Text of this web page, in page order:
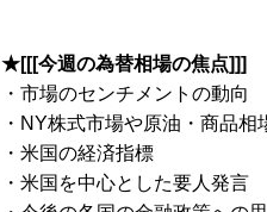
★[[[今週の為替相場の焦点]]]
・市場のセンチメントの動向
・NY株式市場や原油・商品相
・米国の経済指標
・米国を中心とした要人発言